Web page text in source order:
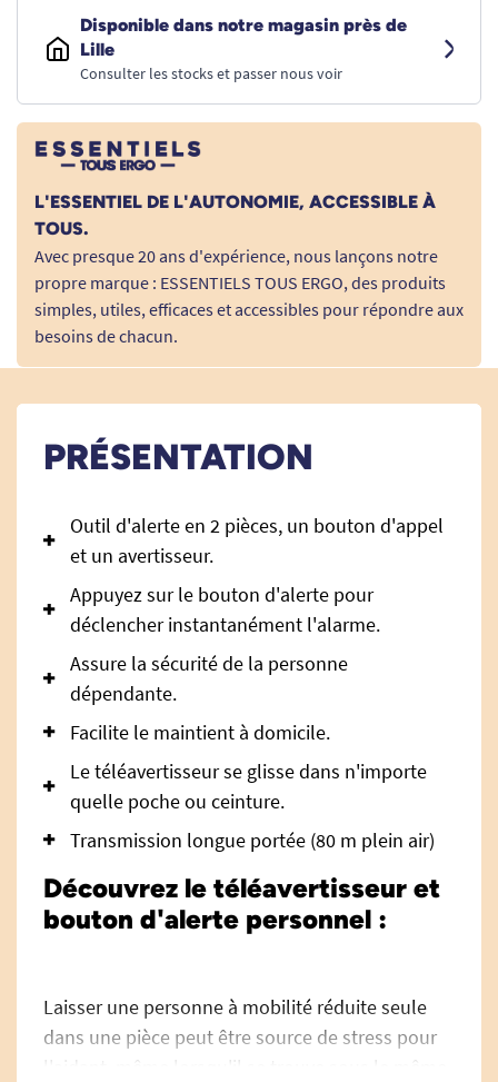
Disponible dans notre magasin près de
Lille
Consulter les stocks et passer nous voir
L'ESSENTIEL DE L'AUTONOMIE, ACCESSIBLE À
TOUS.
Avec presque 20 ans d'expérience, nous lançons notre
propre marque : ESSENTIELS TOUS ERGO, des produits
simples, utiles, efficaces et accessibles pour répondre aux
besoins de chacun.
PRÉSENTATION
Outil d'alerte en 2 pièces, un bouton d'appel
et un avertisseur.
Appuyez sur le bouton d'alerte pour
déclencher instantanément l'alarme.
Assure la sécurité de la personne
dépendante.
Facilite le maintient à domicile.
Le téléavertisseur se glisse dans n'importe
quelle poche ou ceinture.
Transmission longue portée (80 m plein air)
Découvrez le téléavertisseur et
bouton d'alerte personnel :
Laisser une personne à mobilité réduite seule
dans une pièce peut être source de stress pour
l'aidant, même lorsqu'il se trouve sous le même